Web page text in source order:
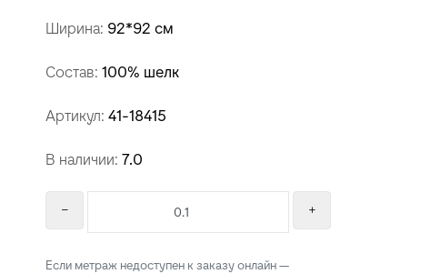
Ширина: 92*92 см
Состав: 100% шелк
Артикул: 41-18415
В наличии: 7.0
Если метраж недоступен к заказу онлайн —